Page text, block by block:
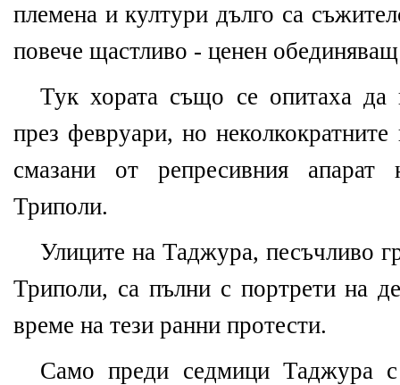
племена и култури дълго са
повече щастливо - ценен обединяващ
Тук хората също се опитаха да
през февруари, но
смазани от репресивния
Триполи.
Улиците на Таджура, песъчливо
Триполи, са пълни с портрети на
време на тези ранни протести.
Само преди седмици Таджура с